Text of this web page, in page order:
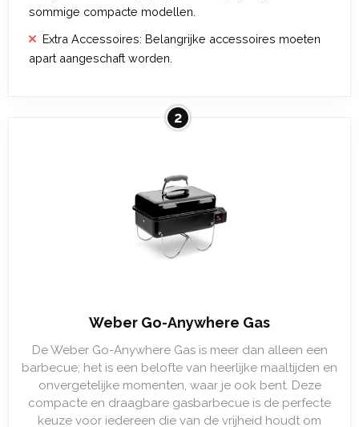
sommige compacte modellen.
Extra Accessoires: Belangrijke accessoires moeten
apart aangeschaft worden.
2
Weber Go-Anywhere Gas
De Weber Go-Anywhere Gas is meer dan alleen een
barbecue; het is een belofte van heerlijke maaltijden en
onvergetelijke momenten, waar je ook bent. Deze
compacte en draagbare gasbarbecue is de perfecte
keuze voor iedereen die van de vrijheid houdt om